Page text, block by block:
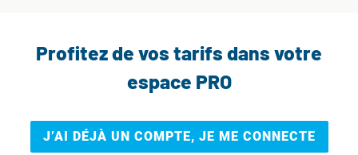
Profitez de vos tarifs dans votre
espace PRO
J’AI DÉJÀ UN COMPTE, JE ME CONNECTE